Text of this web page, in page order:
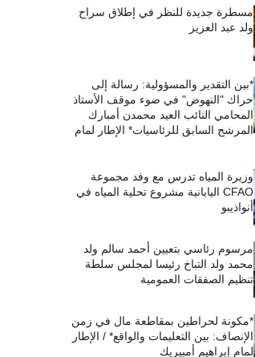
مسطرة جديدة للنظر في إطلاق سراح
ولد عبد العزيز
*بين التقدير والمسؤولية: رسالة إلى
حراك "النهوض" في ضوء موقف الأستاذ
المحامي النائب العيد محمدن أمبارك
المرشح السابق للرئاسيات* الإطار لمام
وزيرة المياه تدرس مع وفد مجموعة
CFAO اليابانية مشروع تحلية المياه في
أنواذيبو
مرسوم رئاسي بتعيين أحمد سالم ولد
محمد ولد التباخ رئيسا لمجلس سلطة
تنظيم الصفقات العمومية
*مكونة لحراطين بمقاطعة مال في زمن
الإنصاف: بين التعليمات والواقع* / الإطار
لمام إبراهيم أمبيريك